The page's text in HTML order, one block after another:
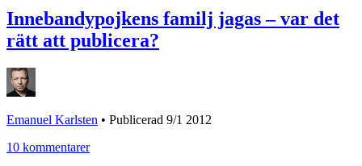
Innebandypojkens familj jagas – var det
rätt att publicera?
Emanuel Karlsten • Publicerad 9/1 2012
10 kommentarer